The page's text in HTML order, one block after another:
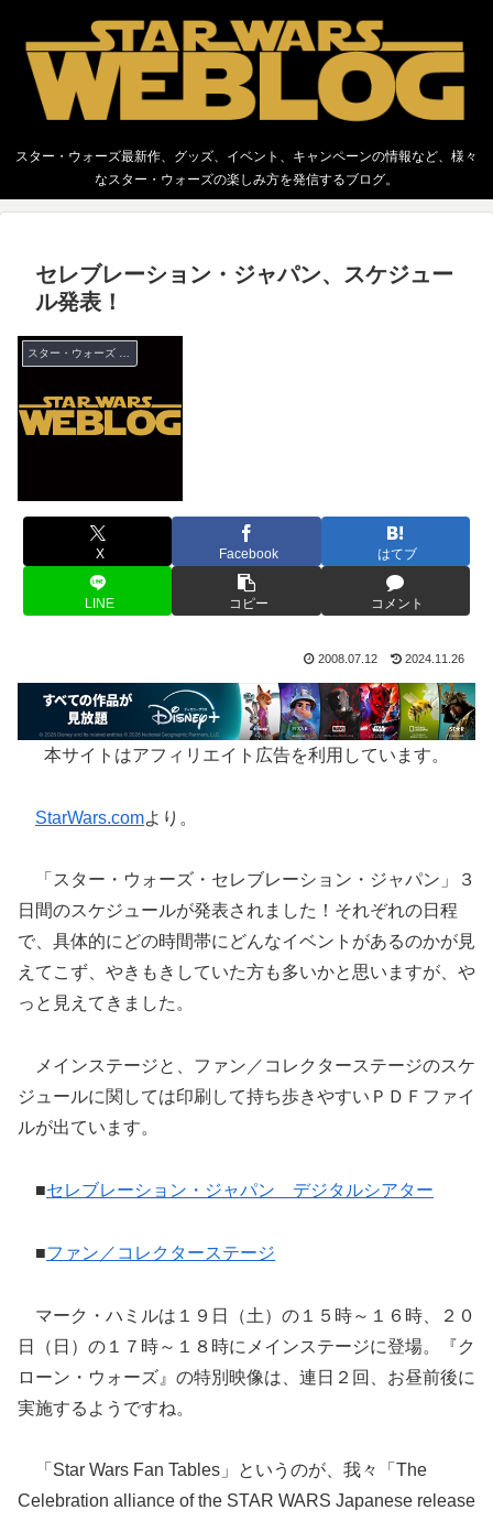
スター・ウォーズ最新作、グッズ、イベント、キャンペーンの情報など、様々
なスター・ウォーズの楽しみ方を発信するブログ。
セレブレーション・ジャパン、スケジュー
ル発表！
X Facebook はてブ
LINE コピー コメント
2008.07.12 2024.11.26
本サイトはアフィリエイト広告を利用しています。
StarWars.comより。
「スター・ウォーズ・セレブレーション・ジャパン」３
日間のスケジュールが発表されました！それぞれの日程
で、具体的にどの時間帯にどんなイベントがあるのかが見
えてこず、やきもきしていた方も多いかと思いますが、や
っと見えてきました。
メインステージと、ファン／コレクターステージのスケ
ジュールに関しては印刷して持ち歩きやすいＰＤＦファイ
ルが出ています。
■セレブレーション・ジャパン デジタルシアター
■ファン／コレクターステージ
マーク・ハミルは１９日（土）の１５時～１６時、２０
日（日）の１７時～１８時にメインステージに登場。『ク
ローン・ウォーズ』の特別映像は、連日２回、お昼前後に
実施するようですね。
「Star Wars Fan Tables」というのが、我々「The
Celebration alliance of the STAR WARS Japanese release